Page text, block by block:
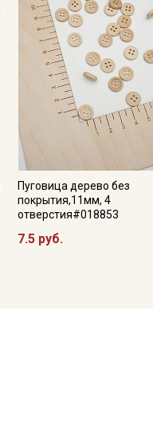
Пуговица дерево без
покрытия,11мм, 4
отверстия#018853
7.5 руб.